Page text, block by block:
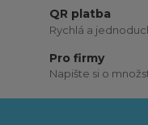
QR platba
Rychlá a
Pro firmy
Napište si o